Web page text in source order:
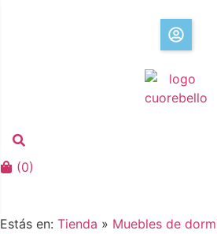
(0)
Estás en: Tienda » Muebles de